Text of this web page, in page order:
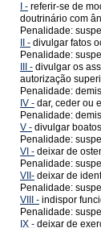
I - referir-se de
doutrinário com
Penalidade:
II - divulgar fatos
Penalidade:
III - divulgar os
autorização
Penalidade:
IV - dar, ceder ou
Penalidade:
V - divulgar
Penalidade:
VI - deixar de
Penalidade:
VII- deixar de
Penalidade:
VIII - indispor
Penalidade:
IX - deixar de